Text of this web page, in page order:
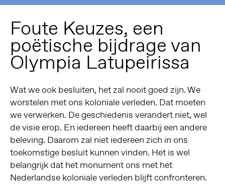
Foute Keuzes, een
poëtische bijdrage van
Olympia Latupeirissa
Wat we ook besluiten, het zal nooit goed zijn. We
worstelen met ons koloniale verleden. Dat moeten
we verwerken. De geschiedenis verandert niet, wel
de visie erop. En iedereen heeft daarbij een andere
beleving. Daarom zal niet iedereen zich in ons
toekomstige besluit kunnen vinden. Het is wel
belangrijk dat het monument ons met het
Nederlandse koloniale verleden blijft confronteren.